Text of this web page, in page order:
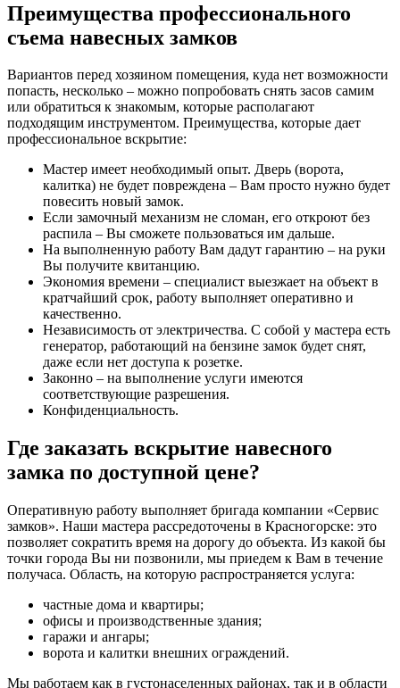
Преимущества профессионального
съема навесных замков
Вариантов перед хозяином помещения, куда нет возможности
попасть, несколько – можно попробовать снять засов самим
или обратиться к знакомым, которые располагают
подходящим инструментом. Преимущества, которые дает
профессиональное вскрытие:
Мастер имеет необходимый опыт. Дверь (ворота,
калитка) не будет повреждена – Вам просто нужно будет
повесить новый замок.
Если замочный механизм не сломан, его откроют без
распила – Вы сможете пользоваться им дальше.
На выполненную работу Вам дадут гарантию – на руки
Вы получите квитанцию.
Экономия времени – специалист выезжает на объект в
кратчайший срок, работу выполняет оперативно и
качественно.
Независимость от электричества. С собой у мастера есть
генератор, работающий на бензине замок будет снят,
даже если нет доступа к розетке.
Законно – на выполнение услуги имеются
соответствующие разрешения.
Конфиденциальность.
Где заказать вскрытие навесного
замка по доступной цене?
Оперативную работу выполняет бригада компании «Сервис
замков». Наши мастера рассредоточены в Красногорске: это
позволяет сократить время на дорогу до объекта. Из какой бы
точки города Вы ни позвонили, мы приедем к Вам в течение
получаса. Область, на которую распространяется услуга:
частные дома и квартиры;
офисы и производственные здания;
гаражи и ангары;
ворота и калитки внешних ограждений.
Мы работаем как в густонаселенных районах, так и в области